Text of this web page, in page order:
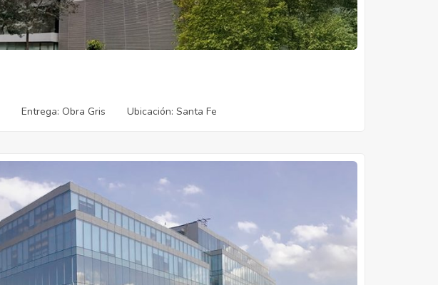
Entrega: Obra Gris Ubicación: Santa Fe